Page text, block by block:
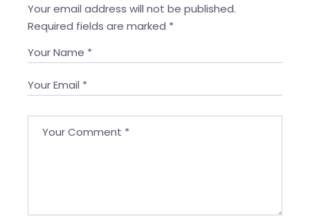
Your email address will not be published.
Required fields are marked *